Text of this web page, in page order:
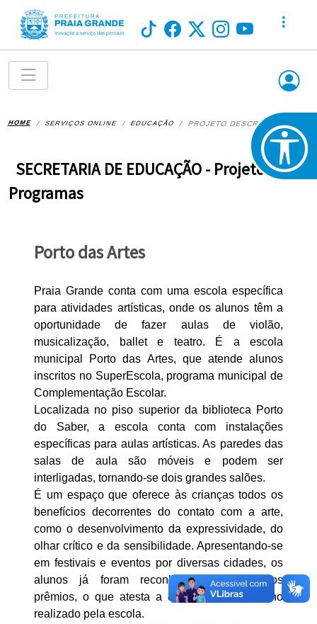
HOME SERVIÇOS ONLINE EDUCAÇÃO PROJETO DESCRIÇÃO
SECRETARIA DE EDUCAÇÃO - Projetos e
Programas
Porto das Artes
Praia Grande conta com uma escola específica
para atividades artísticas, onde os alunos têm a
oportunidade de fazer aulas de violão,
musicalização, ballet e teatro. É a escola
municipal Porto das Artes, que atende alunos
inscritos no SuperEscola, programa municipal de
Complementação Escolar.
Localizada no piso superior da biblioteca Porto
do Saber, a escola conta com instalações
específicas para aulas artísticas. As paredes das
salas de aula são móveis e podem ser
interligadas, tornando-se dois grandes salões.
É um espaço que oferece às crianças todos os
benefícios decorrentes do contato com a arte,
como o desenvolvimento da expressividade, do
olhar crítico e da sensibilidade. Apresentando-se
em festivais e eventos por diversas cidades, os
alunos já foram reconhecidos com vários
prêmios, o que atesta a qualidade do trabalho
realizado pela escola.